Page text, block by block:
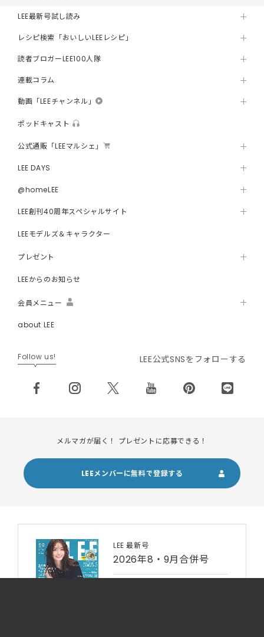
LEE最新号試し読み
レシピ検索「おいしいLEEレシピ」
読者ブロガーLEE100人隊
連載コラム
動画「LEEチャンネル」
ポッドキャスト
公式通販「LEEマルシェ」
LEE DAYS
@homeLEE
LEE創刊40周年スペシャルサイト
LEEモデルズ＆キャラクター
プレゼント
LEEからのお知らせ
会員メニュー
about LEE
Follow us! LEE公式SNSをフォローする
メルマガが届く！ プレゼントに応募できる！
LEEメンバーに無料で登録する
LEE 最新号
2026年8・9月合併号